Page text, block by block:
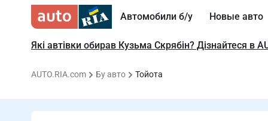
Автомобили б/у Новые авто
Які автівки обирав Кузьма Скрябін? Дізнайтеся в
AUTO.RIA.com Бу авто Тойота